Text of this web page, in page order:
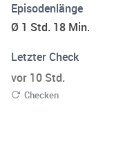
Episodenlänge
Ø 1 Std. 18 Min.
Letzter Check
vor 10 Std.
Checken